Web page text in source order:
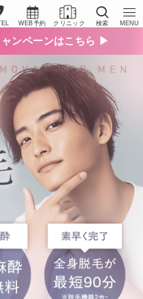
WEB予約 クリニック 検索 MENU
ャンペーンはこちら ▶︎
【メンズ（男性）医療脱毛】料金、効果に